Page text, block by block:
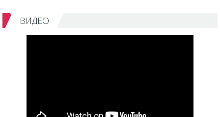
ВИДЕО